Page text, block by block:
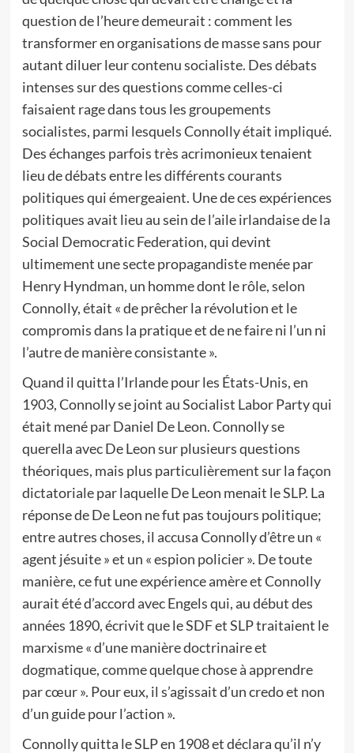
question de l’heure demeurait : comment les
transformer en organisations de masse sans pour
autant diluer leur contenu socialiste. Des débats
intenses sur des questions comme celles-ci
faisaient rage dans tous les groupements
socialistes, parmi lesquels Connolly était impliqué.
Des échanges parfois très acrimonieux tenaient
lieu de débats entre les différents courants
politiques qui émergeaient. Une de ces expériences
politiques avait lieu au sein de l’aile irlandaise de la
Social Democratic Federation, qui devint
ultimement une secte propagandiste menée par
Henry Hyndman, un homme dont le rôle, selon
Connolly, était « de prêcher la révolution et le
compromis dans la pratique et de ne faire ni l’un ni
l’autre de manière consistante ».
Quand il quitta l’Irlande pour les États-Unis, en
1903, Connolly se joint au Socialist Labor Party qui
était mené par Daniel De Leon. Connolly se
querella avec De Leon sur plusieurs questions
théoriques, mais plus particulièrement sur la façon
dictatoriale par laquelle De Leon menait le SLP. La
réponse de De Leon ne fut pas toujours politique;
entre autres choses, il accusa Connolly d’être un «
agent jésuite » et un « espion policier ». De toute
manière, ce fut une expérience amère et Connolly
aurait été d’accord avec Engels qui, au début des
années 1890, écrivit que le SDF et SLP traitaient le
marxisme « d’une manière doctrinaire et
dogmatique, comme quelque chose à apprendre
par cœur ». Pour eux, il s’agissait d’un credo et non
d’un guide pour l’action ».
Connolly quitta le SLP en 1908 et déclara qu’il n’y